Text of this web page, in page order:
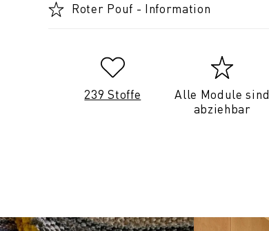
Roter Pouf - Information
239 Stoffe
Alle Module sind
abziehbar